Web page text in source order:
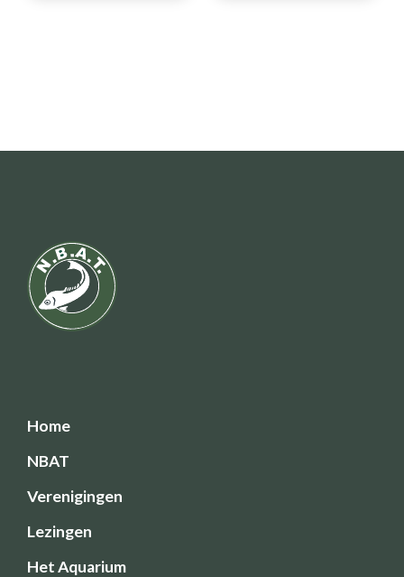
Home
NBAT
Verenigingen
Lezingen
Het Aquarium